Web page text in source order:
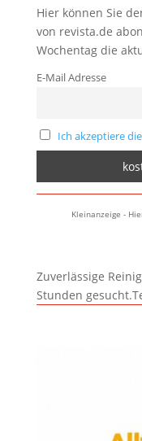
Hier können Sie
von revista.de
Wochentag die
E-Mail Adresse
Ich akzeptiere
Kleinanzeige -
Zuverlässige
Stunden